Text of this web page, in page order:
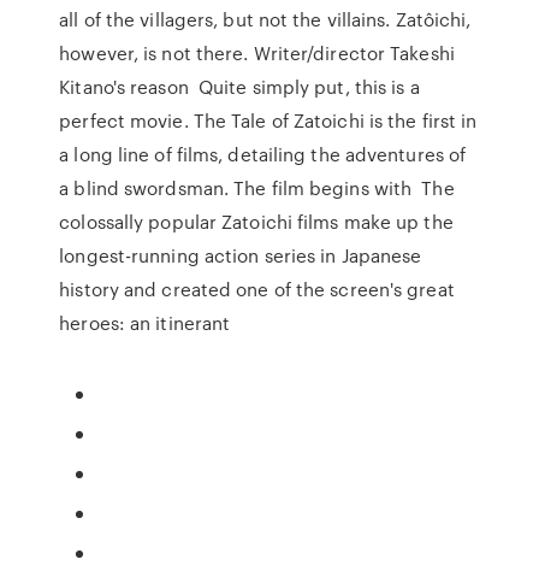
all of the villagers, but not the villains. Zatôichi,
however, is not there. Writer/director Takeshi
Kitano's reason Quite simply put, this is a
perfect movie. The Tale of Zatoichi is the first in
a long line of films, detailing the adventures of
a blind swordsman. The film begins with The
colossally popular Zatoichi films make up the
longest-running action series in Japanese
history and created one of the screen's great
heroes: an itinerant